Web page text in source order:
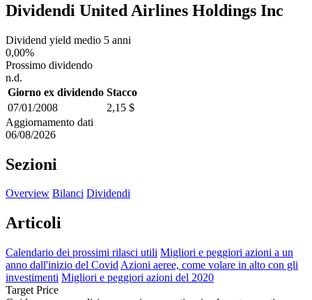
Dividendi United Airlines Holdings Inc
Dividend yield medio 5 anni
0,00%
Prossimo dividendo
n.d.
Giorno ex dividendo Stacco
07/01/2008
2,15 $
Aggiornamento dati
06/08/2026
Sezioni
Overview Bilanci Dividendi
Articoli
Calendario dei prossimi rilasci utili Migliori e peggiori azioni a un
anno dall'inizio del Covid Azioni aeree, come volare in alto con gli
investimenti Migliori e peggiori azioni del 2020
Target Price